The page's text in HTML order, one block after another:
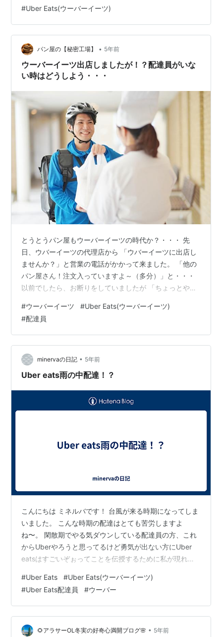
kitsunepublishing.com 【初心者必見】快適に運ぼう！
Uber Eats（ウーバーイーツ）配達に役立つアイテム | ウ
バ楽楽 読むタイミング：配達員になる前 記事の内容：配
達に必要なアイテムが分かる 「配達するにはどん…
#Uber Eats(ウーバーイーツ)
パン屋の【秘密工場】 • 5年前
ウーバーイーツ出店しましたが！？配達員がいな
い時はどうしよう・・・
とうとうパン屋もウーバーイーツの時代か？・・・ 先
日、ウバーイーツの代理店から 「ウバーイーツに出店し
ませんか？」と営業の電話がかかって来ました。 「他の
パン屋さん！注文入っていますよ～（多分）」と・・・
以前でしたら、お断りをしていましたが 「ちょっとやっ
い！出店します」と返事を致しました。 ウバーイーツ そ
して、出店に向けて準備をしながら「どうやって販売し
ていこうか？」と考えていたら「売れないんじゃな
い？」と不安に・・・ 購入する方がパンを選べるよう
に、1商品ずつ登録して販売していたら 「そのパンが売り
切れになってしまったらどうするの？」・…
#ウーバーイーツ #Uber Eats(ウーバーイーツ)
#配達員
minervaの日記 • 5年前
Uber eats雨の中配達！？
こんにちは ミネルバです！ 台風が来る時期になってしま
いました。 こんな時期の配達はとても苦労しますよ
ね〜。 閑散期でやる気ダウンしている配達員の方、これ
からUberやろうと思ってるけど勇気が出ない方にUber
eatsはすごいぞぉってことを伝授するために私が現れま
が、すんごいすんごい！ 飛ばされそうな勢いで配達して
いました。 こんなひどい悪天候の時に配達に出るの危な
いよぉ〜って思った人いると思います。 たしかに危ない
のには変わりありません。 「だがしかぁ〜し配達の単価
や 量が閑散期とは思へないほどすんごいのでーす！」 雨
#Uber Eats #Uber Eats(ウーバーイーツ)
#Uber Eats配達員 #ウーバー
🌻アラサーOL冬実の好奇心満開ブログ🌸 • 5年前